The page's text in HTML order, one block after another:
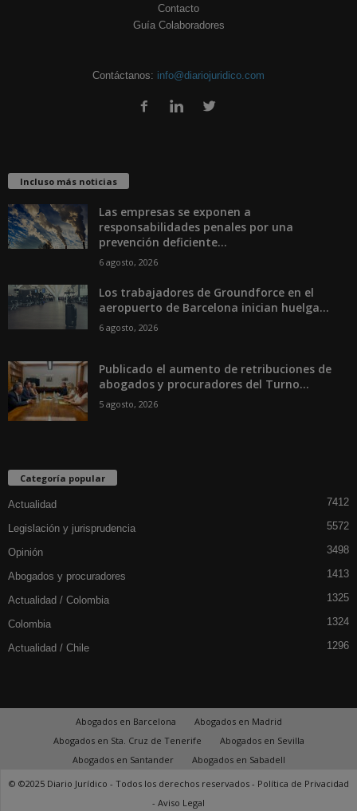
Contacto
Guía Colaboradores
Contáctanos: info@diariojuridico.com
Incluso más noticias
Las empresas se exponen a
responsabilidades penales por una
prevención deficiente...
6 agosto, 2026
Los trabajadores de Groundforce en el
aeropuerto de Barcelona inician huelga...
6 agosto, 2026
Publicado el aumento de retribuciones de
abogados y procuradores del Turno...
5 agosto, 2026
Categoría popular
Actualidad 7412
Legislación y jurisprudencia 5572
Opinión 3498
Abogados y procuradores 1413
Actualidad / Colombia 1325
Colombia 1324
Actualidad / Chile 1296
Abogados en Barcelona
Abogados en Madrid
Abogados en Sta. Cruz de Tenerife
Abogados en Sevilla
Abogados en Santander
Abogados en Sabadell
© ©2025 Diario Jurídico - Todos los derechos reservados - Política de Privacidad
- Aviso Legal